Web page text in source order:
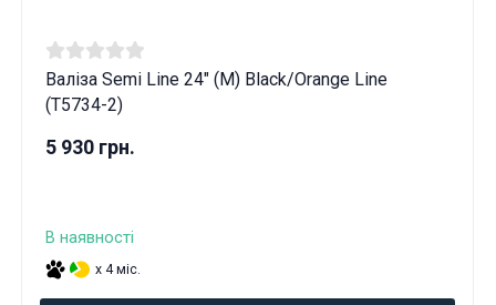
Валіза Semi Line 24" (M) Black/Orange Line
(T5734-2)
5 930 грн.
В наявності
x 4 міс.